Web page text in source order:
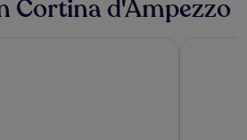
Cortina d'Ampezzo